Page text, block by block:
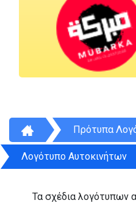
Πρότυπα
Λογότυπο Αυτοκινήτων
Τα σχέδια λογότυπων